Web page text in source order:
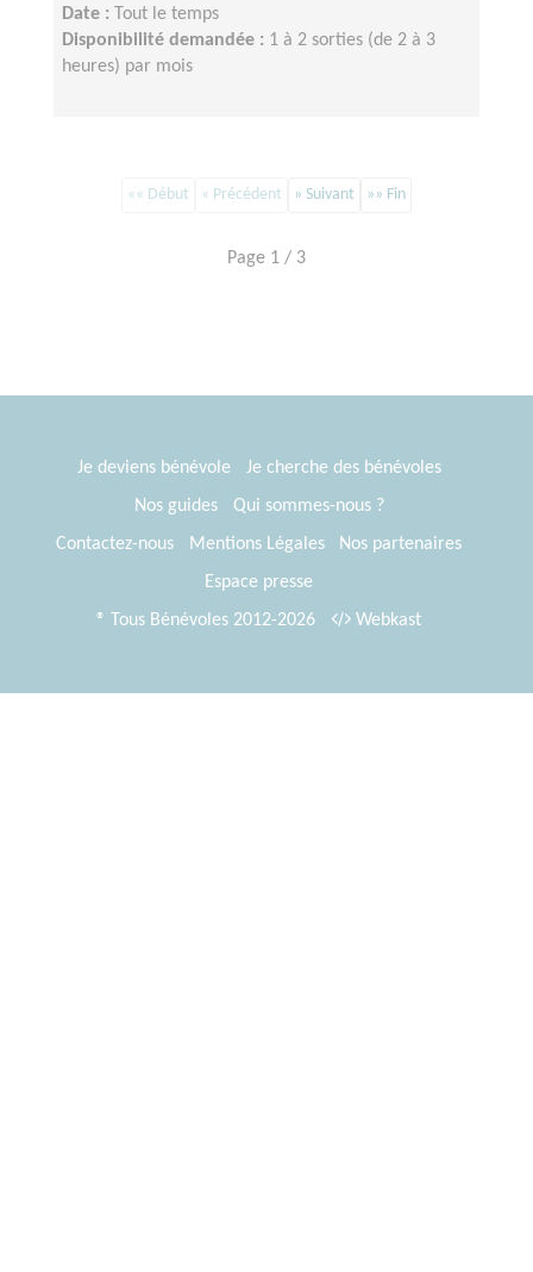
Date :
Tout le temps
Disponibilité demandée : 1 à 2 sorties (de 2 à 3
heures) par mois
«« Début « Précédent » Suivant »» Fin
Page 1 / 3
Je deviens bénévole
Je cherche des bénévoles
Nos guides
Qui sommes-nous ?
Contactez-nous
Mentions Légales
Nos partenaires
Espace presse
® Tous Bénévoles 2012-2026
Webkast